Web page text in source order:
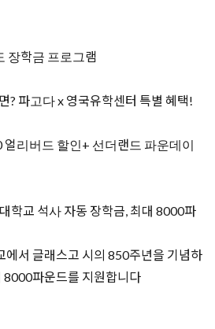
장학금 프로그램
? 파고다 x 영국유학센터 특별 혜택!
얼리버드 할인+ 선더랜드 파운데이
학교 석사 자동 장학금, 최대 8000파
에서 글래스고 시의 850주년을 기념하
8000파운드를 지원합니다